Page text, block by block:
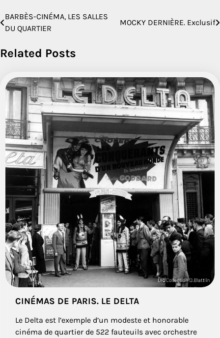
Navigation
l’article
BARBÈS-CINÉMA, LES SALLES
DU QUARTIER
MOCKY DERNIÈRE. Exclusif
Related Posts
CINÉMAS DE PARIS. LE DELTA
Le Delta est l’exemple d’un modeste et honorable
cinéma de quartier de 522 fauteuils avec orchestre